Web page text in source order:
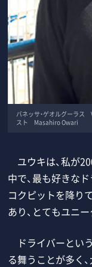
バネッサ・ゲオルグーラス
スト Masahiro Owari
ユウキは、私が
中で、最も好きな
コクピットを降り
あり、とてもユニ
ドライバーとい
る舞うことが多く